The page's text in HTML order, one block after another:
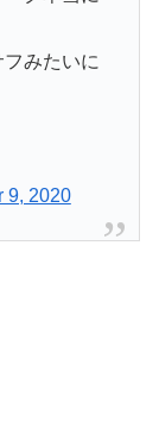
みたいに
9, 2020